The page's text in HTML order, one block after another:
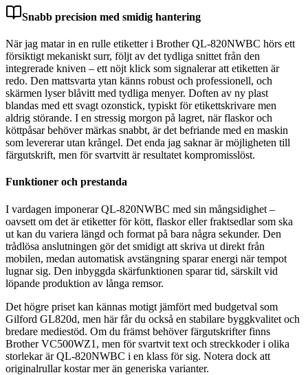
Snabb precision med smidig hantering
När jag matar in en rulle etiketter i Brother QL-820NWBC hörs ett
försiktigt mekaniskt surr, följt av det tydliga snittet från den
integrerade kniven – ett nöjt klick som signalerar att etiketten är
redo. Den mattsvarta ytan känns robust och professionell, och
skärmen lyser blåvitt med tydliga menyer. Doften av ny plast
blandas med ett svagt ozonstick, typiskt för etikettskrivare men
aldrig störande. I en stressig morgon på lagret, när flaskor och
köttpåsar behöver märkas snabbt, är det befriande med en maskin
som levererar utan krångel. Det enda jag saknar är möjligheten till
färgutskrift, men för svartvitt är resultatet kompromisslöst.
Funktioner och prestanda
I vardagen imponerar QL-820NWBC med sin mångsidighet –
oavsett om det är etiketter för kött, flaskor eller fraktsedlar som ska
ut kan du variera längd och format på bara några sekunder. Den
trådlösa anslutningen gör det smidigt att skriva ut direkt från
mobilen, medan automatisk avstängning sparar energi när tempot
lugnar sig. Den inbyggda skärfunktionen sparar tid, särskilt vid
löpande produktion av långa remsor.
Det högre priset kan kännas motigt jämfört med budgetval som
Gilford GL820d, men här får du också en stabilare byggkvalitet och
bredare mediestöd. Om du främst behöver färgutskrifter finns
Brother VC500WZ1, men för svartvit text och streckkoder i olika
storlekar är QL-820NWBC i en klass för sig. Notera dock att
originalrullar kostar mer än generiska varianter.